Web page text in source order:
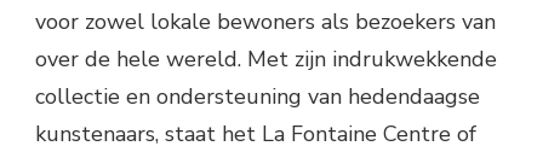
voor zowel lokale bewoners als bezoekers van
over de hele wereld. Met zijn indrukwekkende
collectie en ondersteuning van hedendaagse
kunstenaars, staat het La Fontaine Centre of